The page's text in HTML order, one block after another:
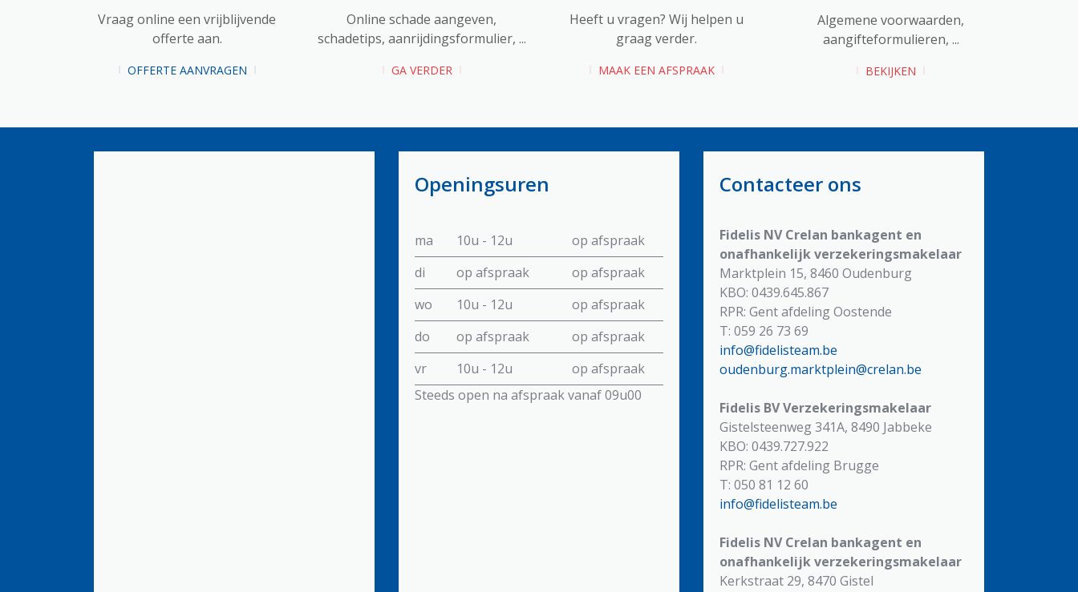
Vraag online een vrijblijvende
offerte aan.
OFFERTE AANVRAGEN
Online schade aangeven,
schadetips, aanrijdingsformulier, ...
GA VERDER
Heeft u vragen? Wij helpen u
graag verder.
MAAK EEN AFSPRAAK
Algemene voorwaarden,
aangifteformulieren, ...
BEKIJKEN
Openingsuren
ma 10u - 12u
op afspraak
di
op afspraak
op afspraak
wo
10u - 12u
op afspraak
do
op afspraak
op afspraak
vr
10u - 12u
op afspraak
Steeds open na afspraak vanaf 09u00
Contacteer ons
Fidelis NV Crelan bankagent en
onafhankelijk verzekeringsmakelaar
Marktplein 15, 8460 Oudenburg
KBO: 0439.645.867
RPR: Gent afdeling Oostende
T: 059 26 73 69
info@fidelisteam.be
oudenburg.marktplein@crelan.be
Fidelis BVVerzekeringsmakelaar
Gistelsteenweg 341A, 8490 Jabbeke
KBO: 0439.727.922
RPR: Gent afdeling Brugge
T: 050 81 12 60
info@fidelisteam.be
Fidelis NV Crelan bankagent en
onafhankelijk verzekeringsmakelaar
Kerkstraat 29, 8470 Gistel